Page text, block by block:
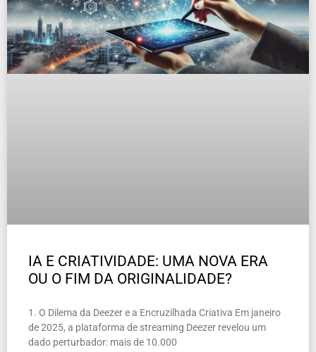
IA E CRIATIVIDADE: UMA NOVA ERA
OU O FIM DA ORIGINALIDADE?
1. O Dilema da Deezer e a Encruzilhada Criativa Em janeiro
de 2025, a plataforma de streaming Deezer revelou um
dado perturbador: mais de 10.000